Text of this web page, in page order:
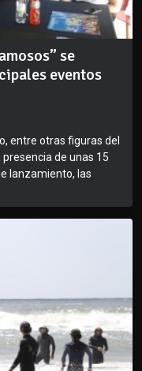
se
eventos
entre otras figuras del
de unas 15
lanzamiento, las